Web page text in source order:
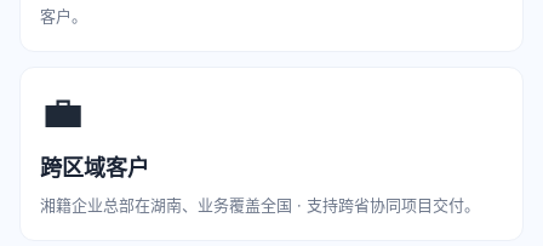
客户。
💼
跨区域客户
湘籍企业总部在湖南、业务覆盖全国 · 支持跨省协同项目交付。